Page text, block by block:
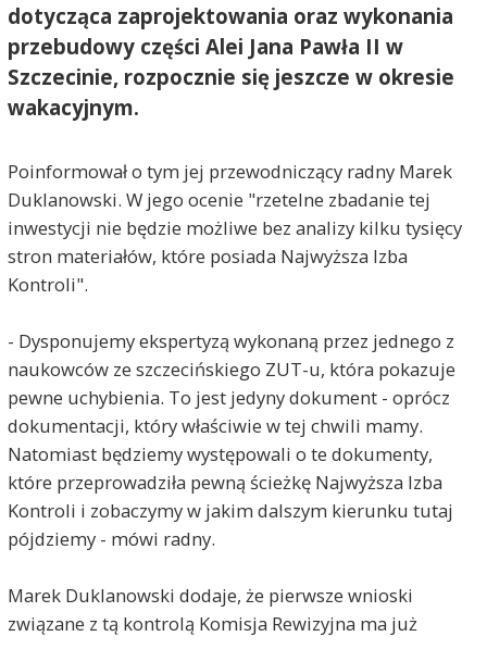
dotycząca zaprojektowania oraz wykonania
przebudowy części Alei Jana Pawła II w
Szczecinie, rozpocznie się jeszcze w okresie
wakacyjnym.
Poinformował o tym jej przewodniczący radny Marek
Duklanowski. W jego ocenie "rzetelne zbadanie tej
inwestycji nie będzie możliwe bez analizy kilku tysięcy
stron materiałów, które posiada Najwyższa Izba
Kontroli".
- Dysponujemy ekspertyzą wykonaną przez jednego z
naukowców ze szczecińskiego ZUT-u, która pokazuje
pewne uchybienia. To jest jedyny dokument - oprócz
dokumentacji, który właściwie w tej chwili mamy.
Natomiast będziemy występowali o te dokumenty,
które przeprowadziła pewną ścieżkę Najwyższa Izba
Kontroli i zobaczymy w jakim dalszym kierunku tutaj
pójdziemy - mówi radny.
Marek Duklanowski dodaje, że pierwsze wnioski
związane z tą kontrolą Komisja Rewizyjna ma już